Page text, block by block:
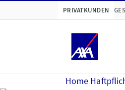
PRIVATKUNDEN
Home